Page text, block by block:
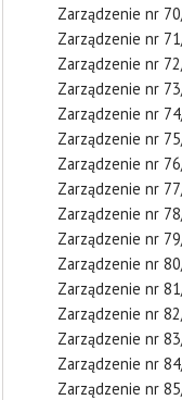
Zarządzenie nr
Zarządzenie nr
Zarządzenie nr
Zarządzenie nr
Zarządzenie nr
Zarządzenie nr
Zarządzenie nr
Zarządzenie nr
Zarządzenie nr
Zarządzenie nr
Zarządzenie nr
Zarządzenie nr
Zarządzenie nr
Zarządzenie nr
Zarządzenie nr
Zarządzenie nr